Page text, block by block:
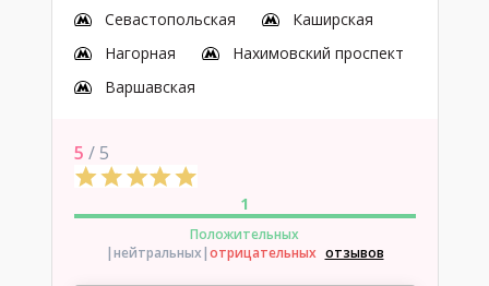
Севастопольская
Каширская
Нагорная
Нахимовский проспект
Варшавская
5 / 5
1
Положительных
|нейтральных|отрицательных отзывов